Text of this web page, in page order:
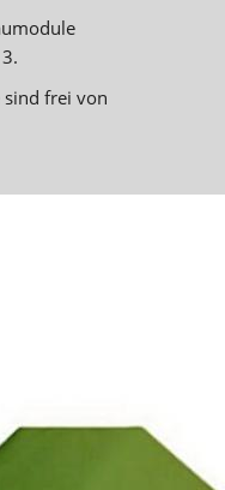
sind frei von